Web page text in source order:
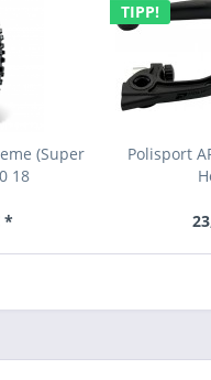
(Super
18
*
TIPP!
Polisport